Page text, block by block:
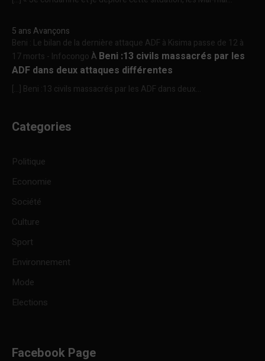
5 ans Avançons
Beni : Le bilan de la dernière attaque ADF à Kisima passe de 12 à
17 morts - InfocongoÀ Beni :13 civils massacrés par les
ADF dans deux attaques différentes
[…] Beni :13 civils massacrés par les ADF dans deux...
Categories
Politique
Economie
Société
Culture
Sport
Environnement
Mode
Elections
Facebook Page